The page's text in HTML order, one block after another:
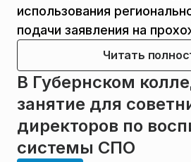
использования
подачи заявления на
Читать
В Губернском
занятие для
директоров по
системы СПО